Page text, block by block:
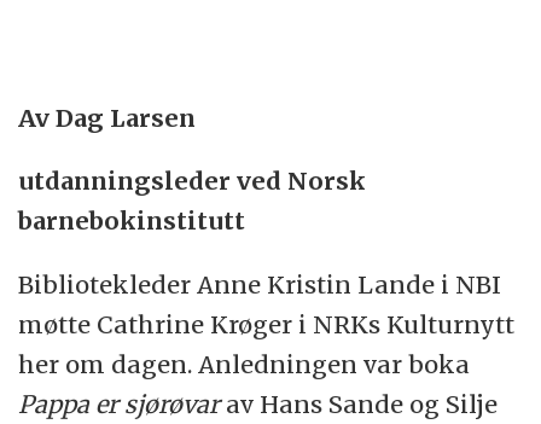
Av Dag Larsen
utdanningsleder ved Norsk
barnebokinstitutt
Bibliotekleder Anne Kristin Lande i NBI
møtte Cathrine Krøger i NRKs Kulturnytt
her om dagen. Anledningen var boka
Pappa er sjørøvarav Hans Sande og Silje